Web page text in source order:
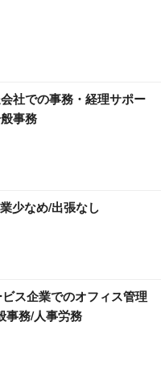
社での事務・経理サポー
事務
少なめ/出張なし
ス企業でのオフィス管理
事務/人事労務